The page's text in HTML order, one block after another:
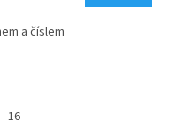
a číslem
16